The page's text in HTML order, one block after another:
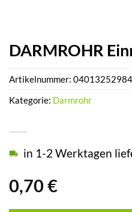
DARMROHR
0,70 €
in 1-2 Werktagen
Artikelnummer:
Kategorie: Darmrohr